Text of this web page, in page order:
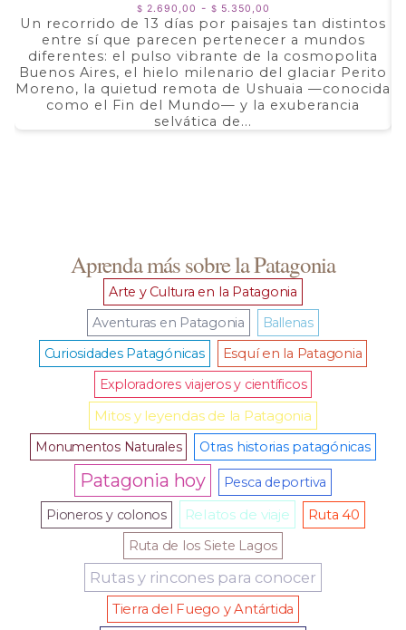
$ 2.690,00 - $ 5.350,00
precios:
desde
$ 2.690,00
hasta
$ 5.350,00
Un recorrido de 13 días por paisajes tan distintos
entre sí que parecen pertenecer a mundos
diferentes: el pulso vibrante de la cosmopolita
Buenos Aires, el hielo milenario del glaciar Perito
Moreno, la quietud remota de Ushuaia —conocida
como el Fin del Mundo— y la exuberancia
selvática de...
Aprenda más sobre la Patagonia
Arte y Cultura en la Patagonia
Aventuras en Patagonia
Ballenas
Curiosidades Patagónicas
Esquí en la Patagonia
Exploradores viajeros y científicos
Mitos y leyendas de la Patagonia
Monumentos Naturales Otras historias patagónicas
Patagonia hoy
Pesca deportiva
Pioneros y colonos
Relatos de viaje
Ruta 40
Ruta de los Siete Lagos
Rutas y rincones para conocer
Tierra del Fuego y Antártida